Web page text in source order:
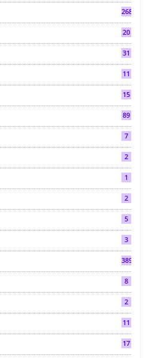
268
20
31
11
15
89
7
2
1
2
5
3
3892
8
2
11
17